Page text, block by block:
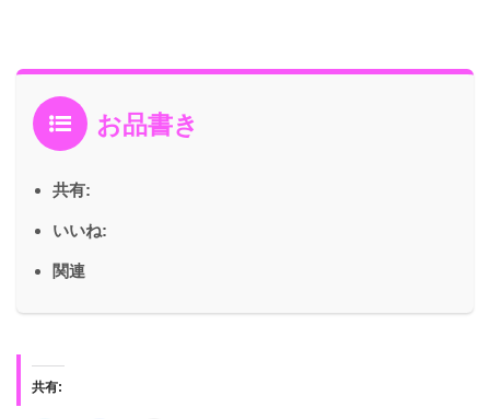
お品書き
共有:
いいね:
関連
共有: